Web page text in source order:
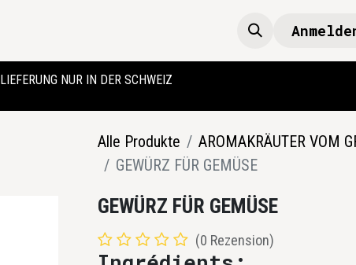
LIEFERUNG NUR IN DER SCHWEIZ
Alle Produkte
AROMAKRÄUTER VOM
GEWÜRZ FÜR GEMÜSE
GEWÜRZ FÜR GEMÜSE
(0 Rezension)